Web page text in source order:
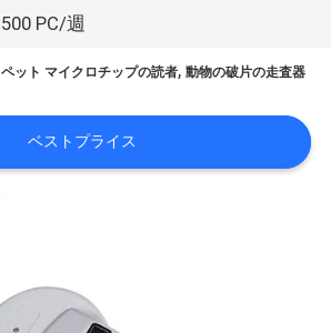
500 PC/週
ペット マイクロチップの読者,動物の破片の走査器
ベストプライス